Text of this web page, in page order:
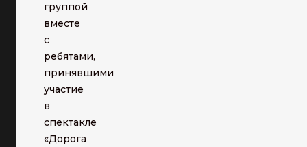
группой
вместе
с
ребятами,
принявшими
участие
в
спектакле
«Дорога